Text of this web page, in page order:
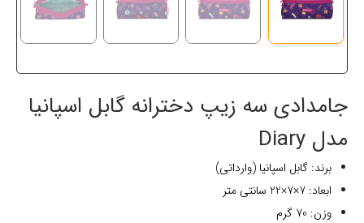
جامدادی سه زیپ دخترانه گابل اسپانیا
مدل Diary
برند: گابل اسپانیا (وارداتی)
ابعاد: 7×7×22 سانتی متر
وزن: 70 گرم